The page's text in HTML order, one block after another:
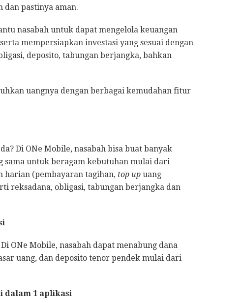
dan pastinya aman.
nasabah untuk dapat mengelola keuangan
mempersiapkan investasi yang sesuai dengan
deposito, tabungan berjangka, bahkan
uangnya dengan berbagai kemudahan fitur
Di ONe Mobile, nasabah bisa buat banyak
sama untuk beragam kebutuhan mulai dari
harian (pembayaran tagihan, top up uang
reksadana, obligasi, tabungan berjangka dan
ONe Mobile, nasabah dapat menabung dana
uang, dan deposito tenor pendek mulai dari
dalam 1 aplikasi